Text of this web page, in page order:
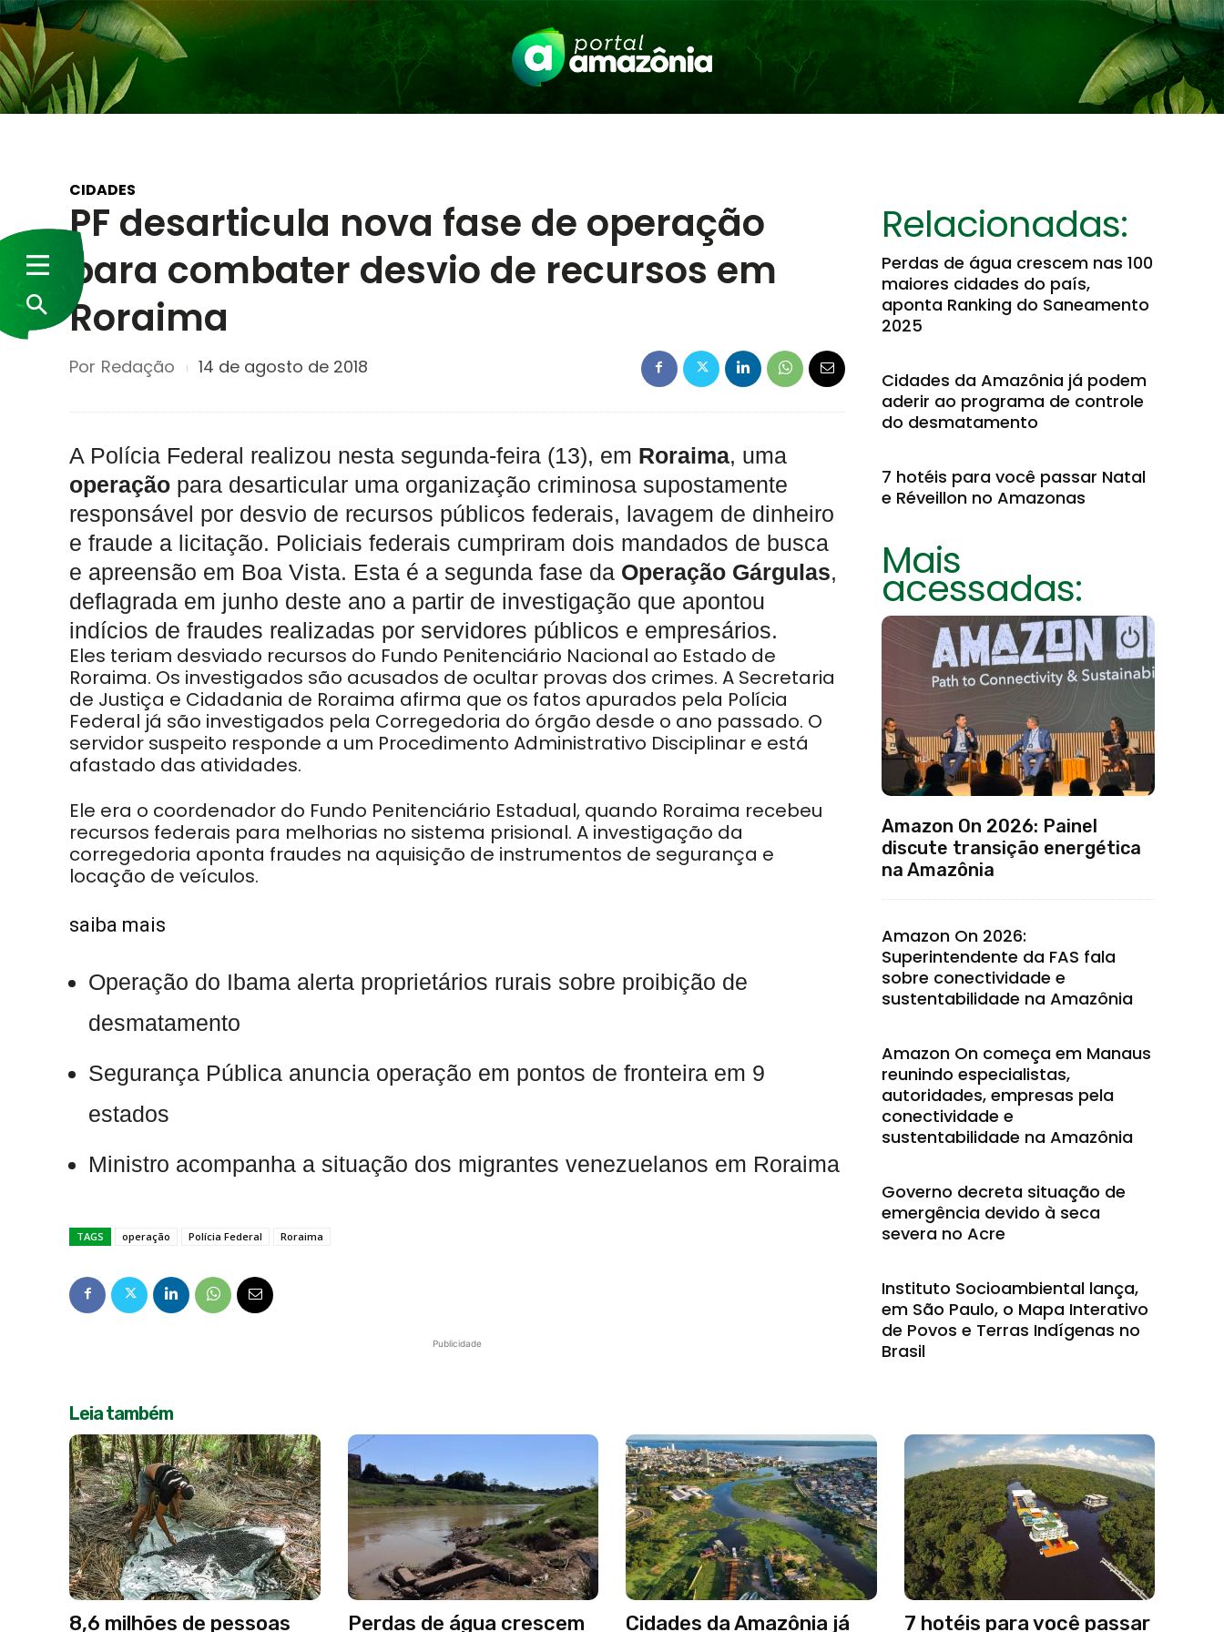
CIDADES
PF desarticula nova fase de operação
para combater desvio de recursos em
Roraima
Por Redação 14 de agosto de 2018
A Polícia Federal realizou nesta segunda-feira (13), em Roraima, uma
operação para desarticular uma organização criminosa supostamente
responsável por desvio de recursos públicos federais, lavagem de dinheiro
e fraude a licitação. Policiais federais cumpriram dois mandados de busca
e apreensão em Boa Vista. Esta é a segunda fase da Operação Gárgulas,
deflagrada em junho deste ano a partir de investigação que apontou
indícios de fraudes realizadas por servidores públicos e empresários.
Eles teriam desviado recursos do Fundo Penitenciário Nacional ao Estado de
Roraima. Os investigados são acusados de ocultar provas dos crimes. A Secretaria
de Justiça e Cidadania de Roraima afirma que os fatos apurados pela Polícia
Federal já são investigados pela Corregedoria do órgão desde o ano passado. O
servidor suspeito responde a um Procedimento Administrativo Disciplinar e está
afastado das atividades.
Ele era o coordenador do Fundo Penitenciário Estadual, quando Roraima recebeu
recursos federais para melhorias no sistema prisional. A investigação da
corregedoria aponta fraudes na aquisição de instrumentos de segurança e
locação de veículos.
saiba mais
Operação do Ibama alerta proprietários rurais sobre proibição de
desmatamento
Segurança Pública anuncia operação em pontos de fronteira em 9
estados
Ministro acompanha a situação dos migrantes venezuelanos em Roraima
TAGS operação Polícia Federal Roraima
Publicidade
Relacionadas:
Perdas de água crescem nas 100
maiores cidades do país,
aponta Ranking do Saneamento
2025
Cidades da Amazônia já podem
aderir ao programa de controle
do desmatamento
7 hotéis para você passar Natal
e Réveillon no Amazonas
Mais
acessadas:
Amazon On 2026: Painel
discute transição energética
na Amazônia
Amazon On 2026:
Superintendente da FAS fala
sobre conectividade e
sustentabilidade na Amazônia
Amazon On começa em Manaus
reunindo especialistas,
autoridades, empresas pela
conectividade e
sustentabilidade na Amazônia
Governo decreta situação de
emergência devido à seca
severa no Acre
Instituto Socioambiental lança,
em São Paulo, o Mapa Interativo
de Povos e Terras Indígenas no
Brasil
Leia também
8,6 milhões de pessoas Perdas de água crescem Cidades da Amazônia já 7 hotéis para você passar